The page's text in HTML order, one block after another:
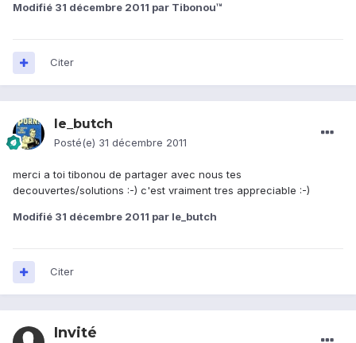
Modifié 31 décembre 2011 par Tibonou™
Citer
le_butch
Posté(e) 31 décembre 2011
merci a toi tibonou de partager avec nous tes
decouvertes/solutions :-) c'est vraiment tres appreciable :-)
Modifié 31 décembre 2011 par le_butch
Citer
Invité